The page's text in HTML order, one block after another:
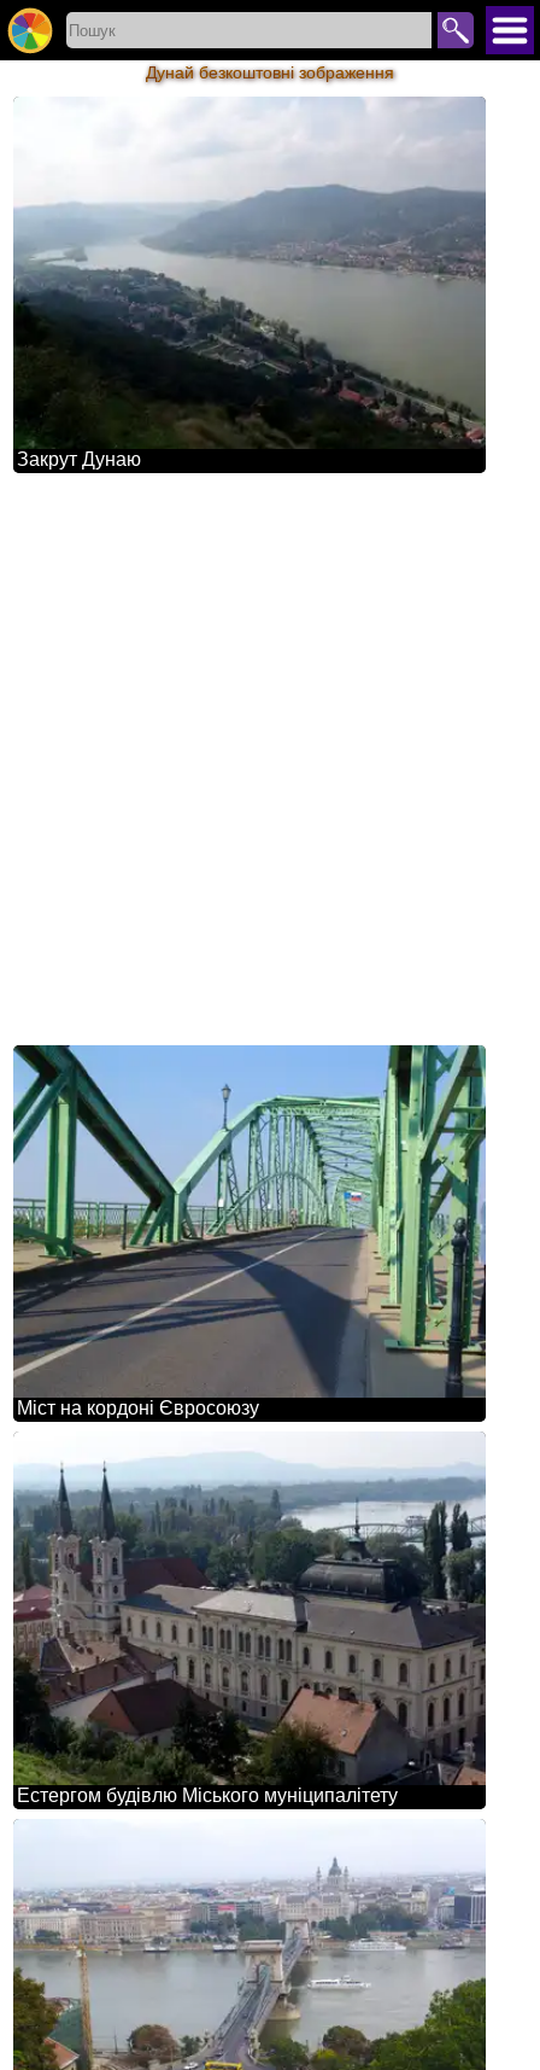
Дунай безкоштовні зображення
Закрут Дунаю
Міст на кордоні Євросоюзу
Естергом будівлю Міського муніципалітету